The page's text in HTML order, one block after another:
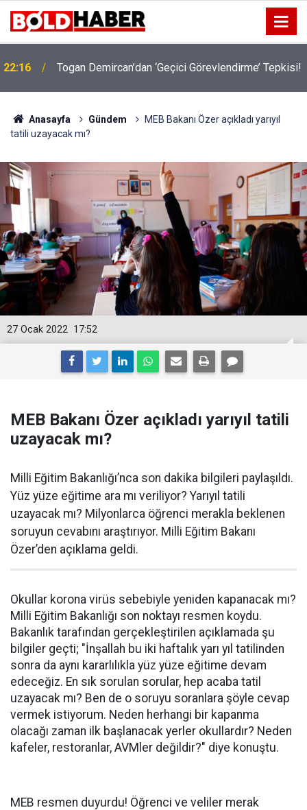
19:32 Sıcak Havalarda Ödem Şikayetini Hafife Almayın!
Anasayfa Gündem
MEB Bakanı Özer açıkladı yarıyıl
tatili uzayacak mı?
17:52
27 Ocak 2022
MEB Bakanı Özer açıkladı yarıyıl tatili
uzayacak mı?
Milli Eğitim Bakanlığı’nca son dakika bilgileri paylaşıldı.
Yüz yüze eğitime ara mı veriliyor? Yarıyıl tatili
uzayacak mı? Milyonlarca öğrenci merakla beklenen
soruyun cevabını araştırıyor. Milli Eğitim Bakanı
Özer’den açıklama geldi.
Okullar korona virüs sebebiyle yeniden kapanacak mı?
Milli Eğitim Bakanlığı son noktayı resmen koydu.
Bakanlık tarafından gerçekleştirilen açıklamada şu
bilgiler geçti; "İnşallah bu iki haftalık yarı yıl tatilinden
sonra da aynı kararlılıkla yüz yüze eğitime devam
edeceğiz. En sık sorulan sorular, hep acaba tatil
uzayacak mı? Ben de o soruyu soranlara şöyle cevap
vermek istiyorum. Neden herhangi bir kapanma
olacağı zaman ilk başlanacak yerler okullardır? Neden
kafeler, restoranlar, AVMler değildir?" diye konuştu.
MEB resmen duyurdu! Öğrenci ve veliler merak